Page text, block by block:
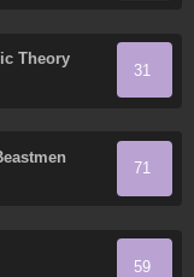
Theory
31
71
59